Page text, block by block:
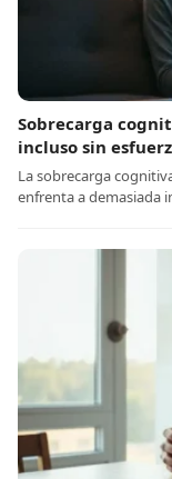
Sobrecarga
incluso sin
La sobrecarga
enfrenta a demasiada